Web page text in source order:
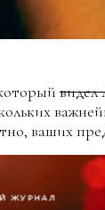
видел
ваших